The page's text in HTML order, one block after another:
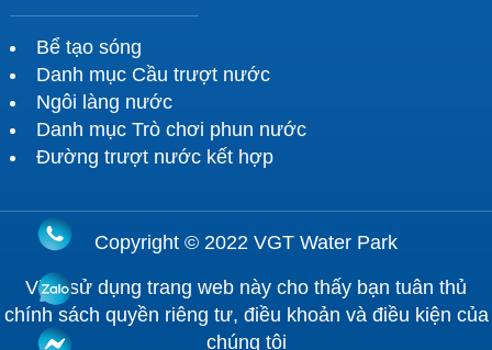
Bể tạo sóng
Danh mục Cầu trượt nước
Ngôi làng nước
Danh mục Trò chơi phun nước
Đường trượt nước kết hợp
Copyright © 2022 VGT Water Park
Việc sử dụng trang web này cho thấy bạn tuân thủ
chính sách quyền riêng tư, điều khoản và điều kiện của
chúng tôi